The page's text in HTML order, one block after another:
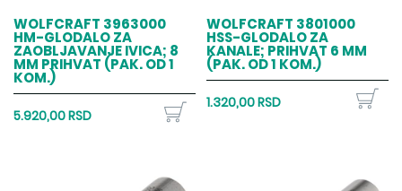
WOLFCRAFT 3963000
HM-GLODALO ZA
ZAOBLJAVANJE IVICA; 8
MM PRIHVAT (PAK. OD 1
KOM.)
5.920,00 RSD
WOLFCRAFT 3801000
HSS-GLODALO ZA
KANALE; PRIHVAT 6 MM
(PAK. OD 1 KOM.)
1.320,00 RSD